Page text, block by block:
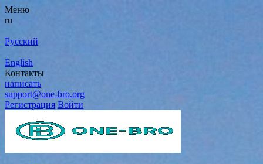
Меню
ru
Русский
English
Контакты
написать
support@one-bro.org
Регистрация Войти